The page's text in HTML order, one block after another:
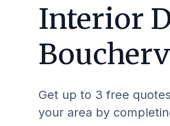
Interior
Get up to 3 free
your area by